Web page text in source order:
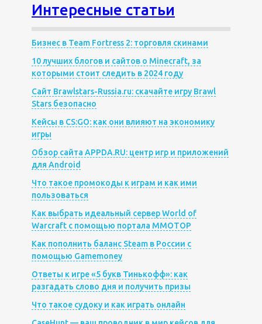
Интересные статьи
Бизнес в Team Fortress 2: торговля скинами
10 лучших блогов и сайтов о Minecraft, за
которыми стоит следить в 2024 году
Сайт Brawlstars-Russia.ru: скачайте игру Brawl
Stars безопасно
Кейсы в CS:GO: как они влияют на экономику
игры
Обзор сайта APPDA.RU: центр игр и приложений
для Android
Что такое промокоды к играм и как ими
пользоваться
Как выбрать идеальный сервер World of
Warcraft с помощью портала MMOTOP
Как пополнить баланс Steam в России с
помощью Gamemoney
Ответы к игре «5 букв Тинькофф»: как
разгадать слово дня и получить призы
Что такое судоку и как играть онлайн